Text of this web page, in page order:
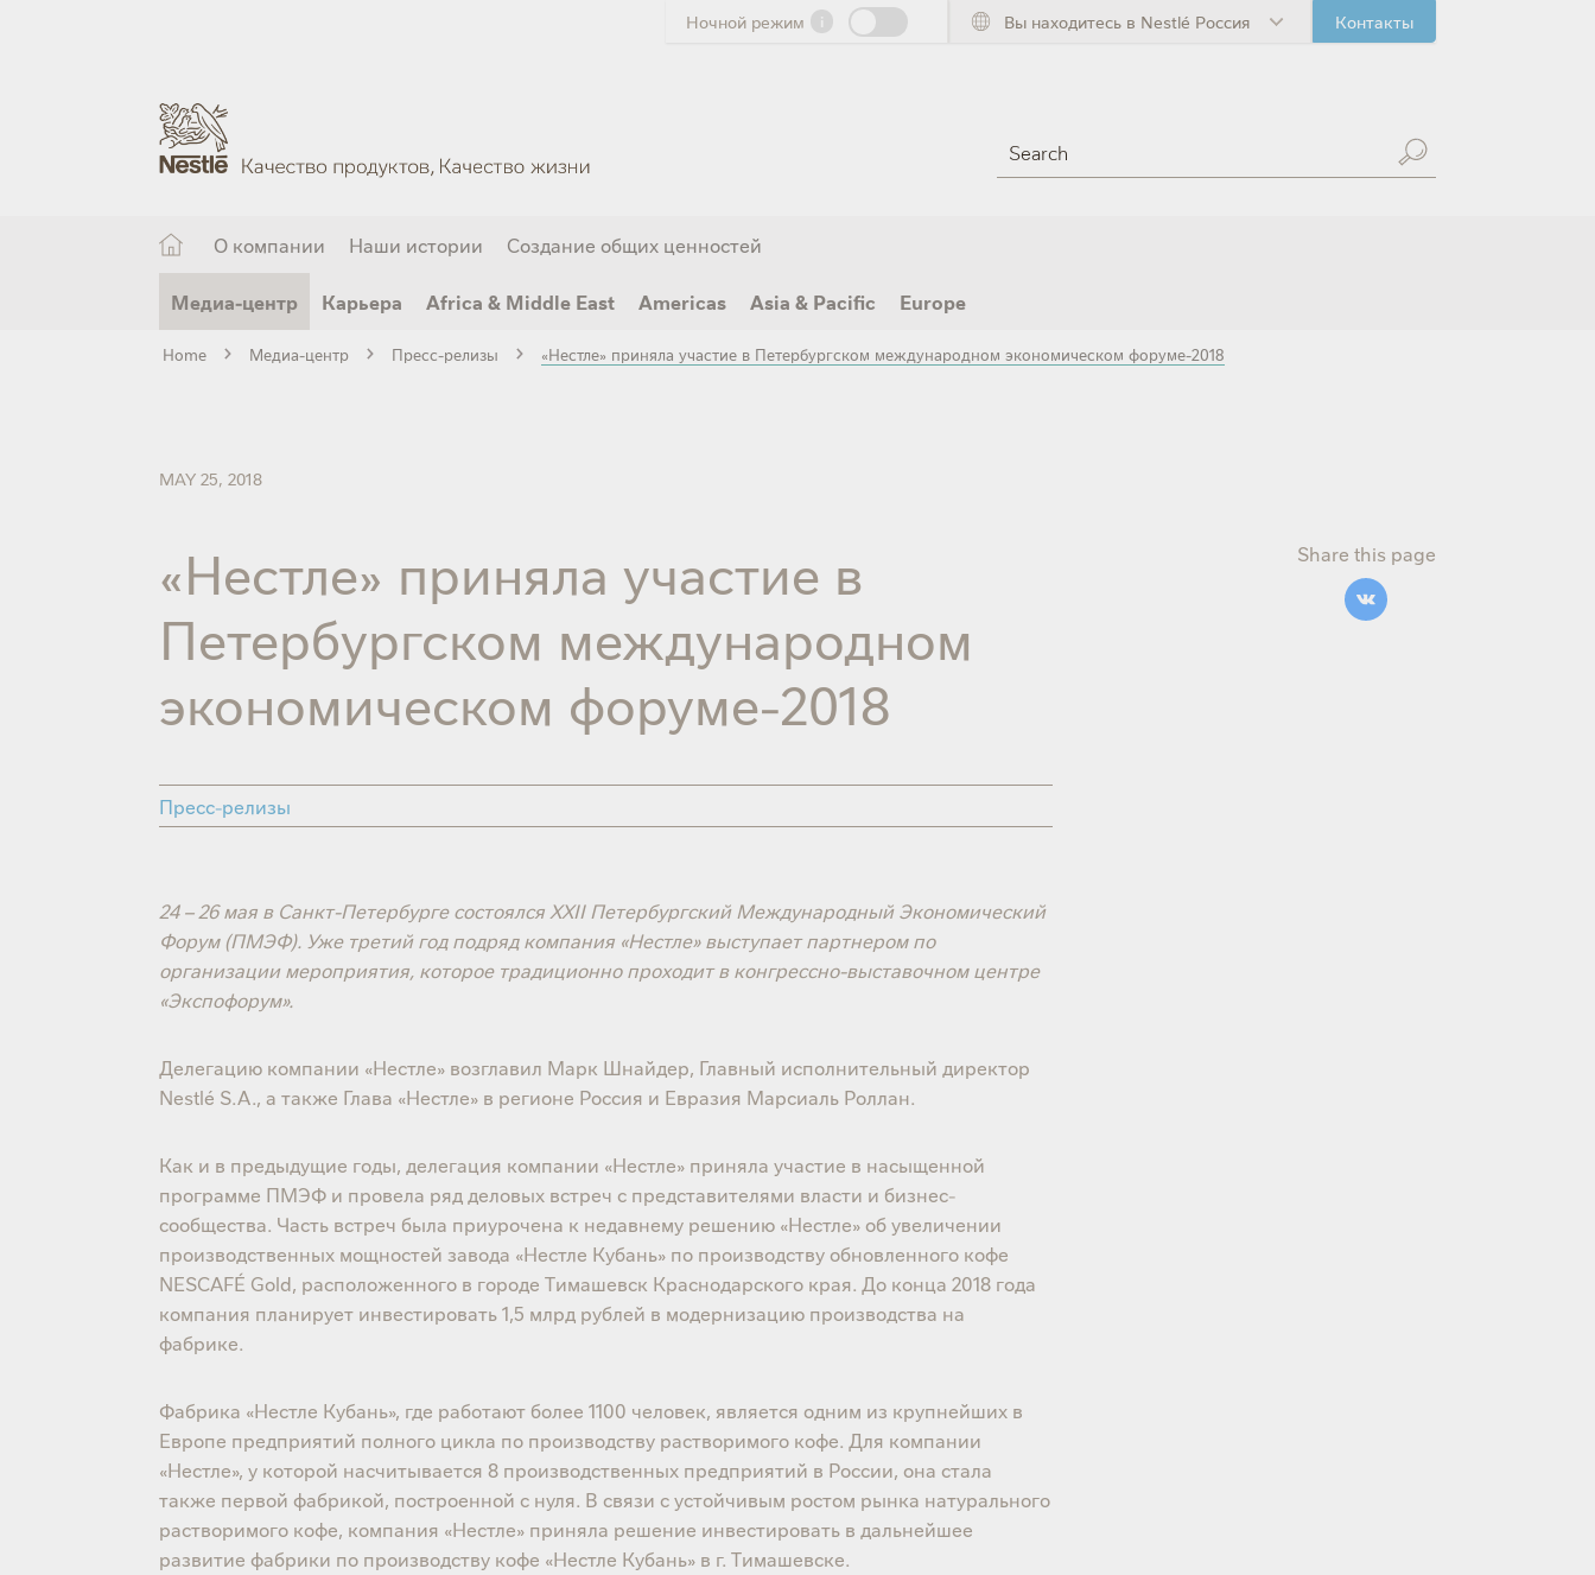
Ночной режим i Вы находитесь в Nestlé Россия Контакты
О компании Наши истории Создание общих ценностей
Медиа-центр Карьера Africa & Middle East Americas Asia & Pacific Europe
Home Медиа-центр Пресс-релизы «Нестле» приняла участие в Петербургском международном экономическом форуме-2018
«Нестле» приняла участие в
Петербургском международном
экономическом форуме-2018
Share this page
MAY 25, 2018
Пресс-релизы
24 – 26 мая в Санкт-Петербурге состоялся XXII Петербургский Международный Экономический
Форум (ПМЭФ). Уже третий год подряд компания «Нестле» выступает партнером по
организации мероприятия, которое традиционно проходит в конгрессно-выставочном центре
«Экспофорум».
Делегацию компании «Нестле» возглавил Марк Шнайдер, Главный исполнительный директор
Nestlé S.A., а также Глава «Нестле» в регионе Россия и Евразия Марсиаль Роллан.
Как и в предыдущие годы, делегация компании «Нестле» приняла участие в насыщенной
программе ПМЭФ и провела ряд деловых встреч с представителями власти и бизнес-
сообщества. Часть встреч была приурочена к недавнему решению «Нестле» об увеличении
производственных мощностей завода «Нестле Кубань» по производству обновленного кофе
NESCAFÉ Gold, расположенного в городе Тимашевск Краснодарского края. До конца 2018 года
компания планирует инвестировать 1,5 млрд рублей в модернизацию производства на
фабрике.
Фабрика «Нестле Кубань», где работают более 1100 человек, является одним из крупнейших в
Европе предприятий полного цикла по производству растворимого кофе. Для компании
«Нестле», у которой насчитывается 8 производственных предприятий в России, она стала
также первой фабрикой, построенной с нуля. В связи с устойчивым ростом рынка натурального
растворимого кофе, компания «Нестле» приняла решение инвестировать в дальнейшее
развитие фабрики по производству кофе «Нестле Кубань» в г. Тимашевске.